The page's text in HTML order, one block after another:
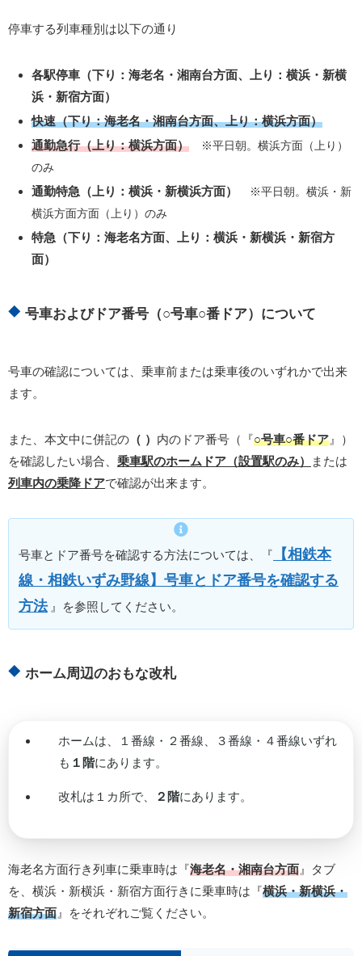
停車する列車種別は以下の通り
各駅停車（下り：海老名・湘南台方面、上り：横浜・新横
浜・新宿方面）
快速（下り：海老名・湘南台方面、上り：横浜方面）
通勤急行（上り：横浜方面）
※平日朝。横浜方面（上り）
のみ
通勤特急（上り：横浜・新横浜方面）
※平日朝。横浜・新
横浜方面方面（上り）のみ
特急（下り：海老名方面、上り：横浜・新横浜・新宿方
面）
号車およびドア番号（○号車○番ドア）について
号車の確認については、乗車前または乗車後のいずれかで出来
ます。
また、本文中に併記の （ ） 内のドア番号（『○号車○番ドア 』）
を確認したい場合、 乗車駅のホームドア（設置駅のみ）
または
列車内の乗降ドアで確認が出来ます。
号車とドア番号を確認する方法については、『
【相鉄本
線・相鉄いずみ野線】号車とドア番号を確認する
方法 』を参照してください。
ホーム周辺のおもな改札
ホームは、１番線・２番線、３番線・４番線いずれ
も １階にあります。
改札は１カ所で、 ２階にあります。
海老名方面行き列車に乗車時は『海老名・湘南台方面 』タブ
を、横浜・新横浜・新宿方面行きに乗車時は『横浜・新横浜・
新宿方面 』をそれぞれご覧ください。